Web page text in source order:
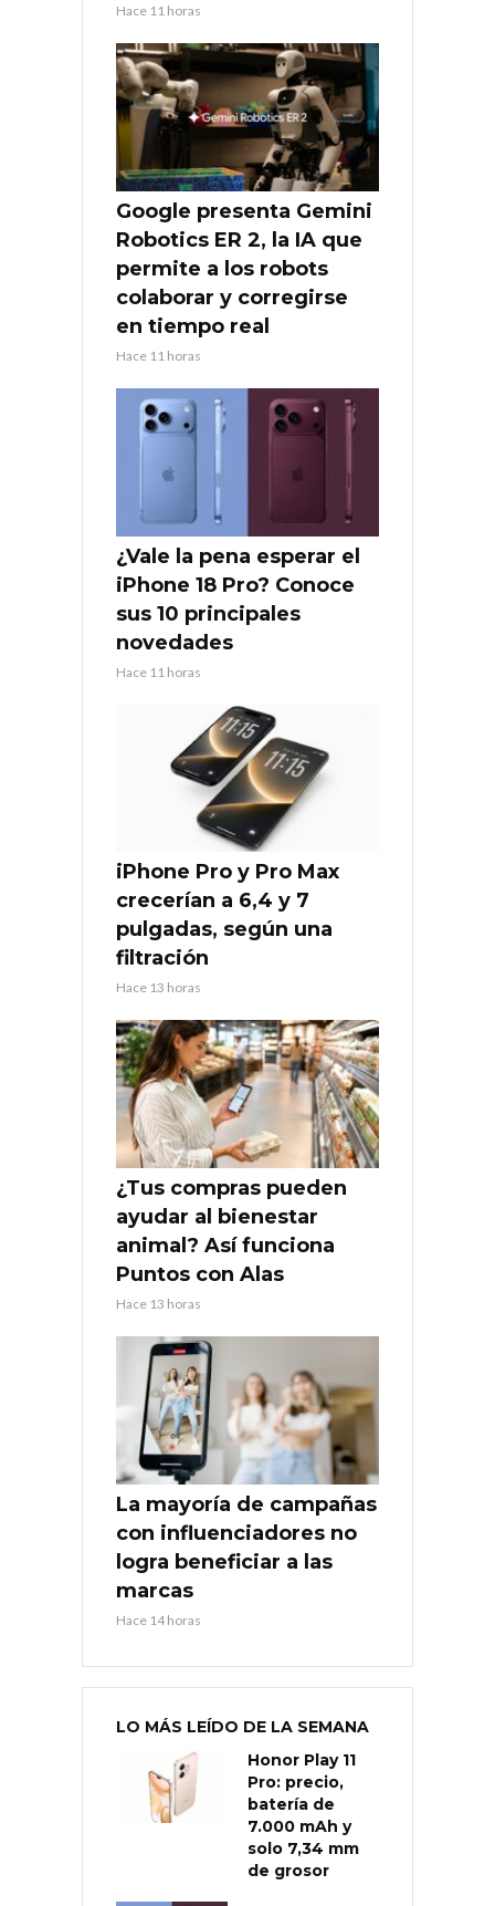
Hace 11 horas
Google presenta Gemini
Robotics ER 2, la IA que
permite a los robots
colaborar y corregirse
en tiempo real
Hace 11 horas
¿Vale la pena esperar el
iPhone 18 Pro? Conoce
sus 10 principales
novedades
Hace 11 horas
iPhone Pro y Pro Max
crecerían a 6,4 y 7
pulgadas, según una
filtración
Hace 13 horas
¿Tus compras pueden
ayudar al bienestar
animal? Así funciona
Puntos con Alas
Hace 13 horas
La mayoría de campañas
con influenciadores no
logra beneficiar a las
marcas
Hace 14 horas
LO MÁS LEÍDO DE LA SEMANA
Honor Play 11
Pro: precio,
batería de
7.000 mAh y
solo 7,34 mm
de grosor